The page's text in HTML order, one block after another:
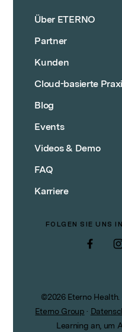
Über ETERNO
Partner
Kunden
Cloud-basierte
Blog
Events
Videos & Demo
FAQ
Karriere
FOLGEN SIE UNS
©2026Eterno Health.
Eterno Group ·
Learning an, um